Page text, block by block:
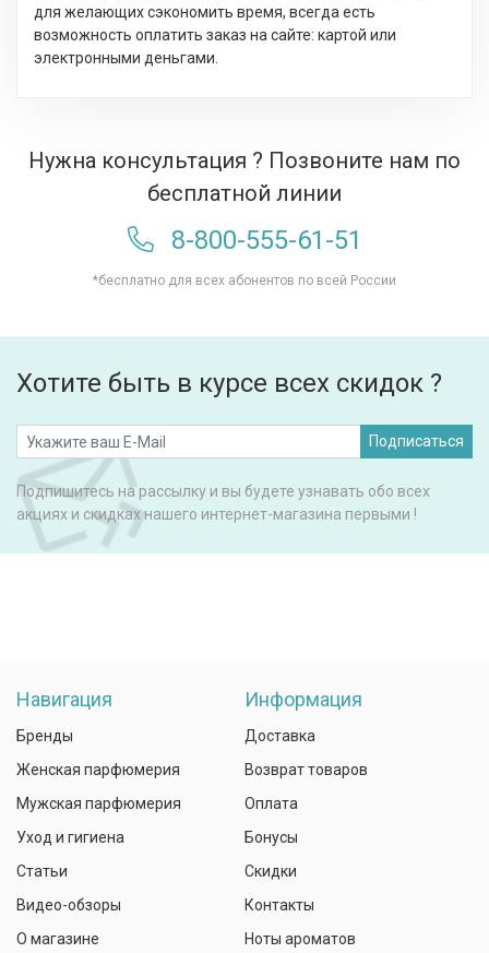
для желающих сэкономить время, всегда есть
возможность оплатить заказ на сайте: картой или
электронными деньгами.
Нужна консультация ? Позвоните нам по
бесплатной линии
8-800-555-61-51
*бесплатно для всех абонентов по всей России
Хотите быть в курсе всех скидок ?
Подписаться
Подпишитесь на рассылку и вы будете узнавать обо всех
акциях и скидках нашего интернет-магазина первыми !
Навигация
Бренды
Женская парфюмерия
Мужская парфюмерия
Уход и гигиена
Статьи
Видео-обзоры
О магазине
Информация
Доставка
Возврат товаров
Оплата
Бонусы
Скидки
Контакты
Ноты ароматов